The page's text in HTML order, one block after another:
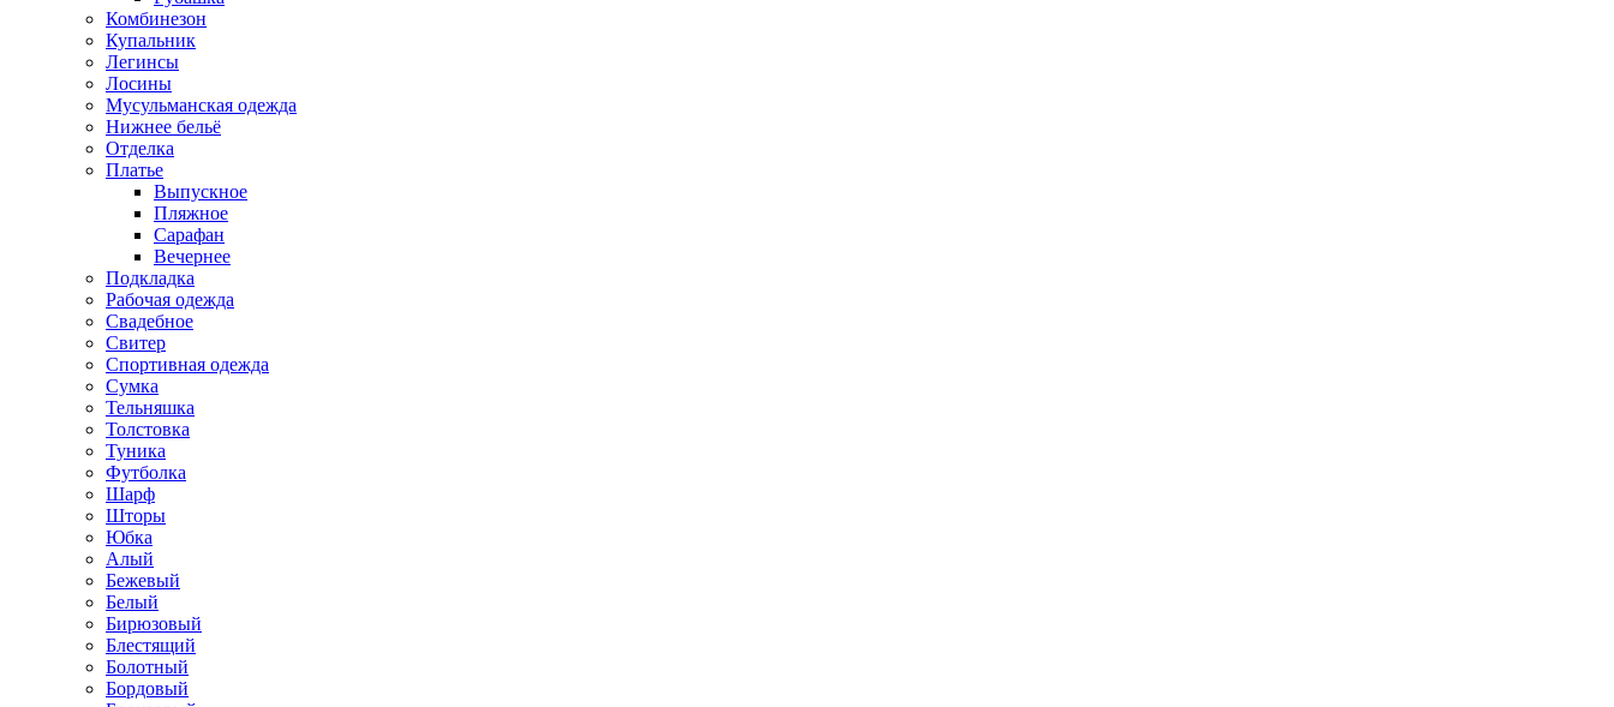
Комбинезон
Купальник
Легинсы
Лосины
Мусульманская одежда
Нижнее бельё
Отделка
Платье
Выпускное
Пляжное
Сарафан
Вечернее
Подкладка
Рабочая одежда
Свадебное
Свитер
Спортивная одежда
Сумка
Тельняшка
Толстовка
Туника
Футболка
Шарф
Шторы
Юбка
Алый
Бежевый
Белый
Бирюзовый
Блестящий
Болотный
Бордовый